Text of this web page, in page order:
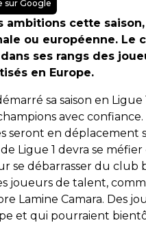
sur Google
ambitions cette
ou européenne. Le
ses rangs des
en Europe.
sa saison en Ligue
avec confiance.
seront en déplacement
Ligue 1 devra se
se débarrasser du club
joueurs de talent,
Lamine Camara. Des
et qui pourraient